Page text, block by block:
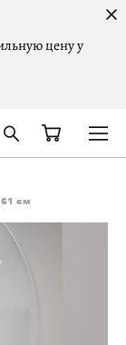
цену у
см